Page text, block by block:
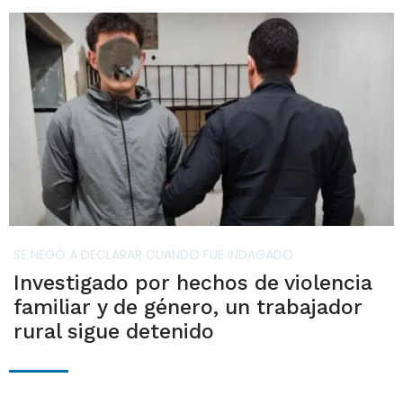
SE NEGÓ A DECLARAR CUANDO FUE INDAGADO
Investigado por hechos de violencia
familiar y de género, un trabajador
rural sigue detenido